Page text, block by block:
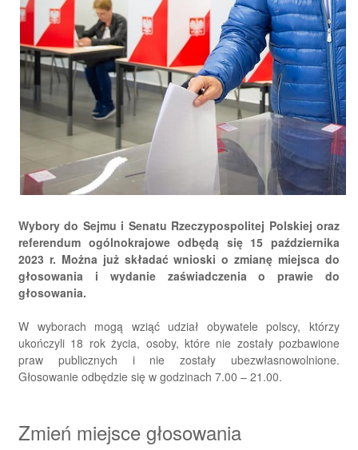
Wybory do Sejmu i Senatu Rzeczypospolitej Polskiej oraz
referendum ogólnokrajowe odbędą się 15 października
2023 r. Można już składać wnioski o zmianę miejsca do
głosowania i wydanie zaświadczenia o prawie do
głosowania.
W wyborach mogą wziąć udział obywatele polscy, którzy
ukończyli 18 rok życia, osoby, które nie zostały pozbawione
praw publicznych i nie zostały ubezwłasnowolnione.
Głosowanie odbędzie się w godzinach 7.00 – 21.00.
Zmień miejsce głosowania